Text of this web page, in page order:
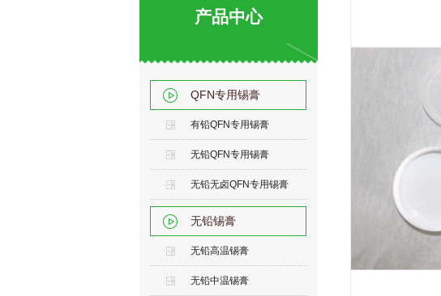
产品中心
QFN专用锡膏
有铅QFN专用锡膏
无铅QFN专用锡膏
无铅无卤QFN专用锡膏
无铅锡膏
无铅高温锡膏
无铅中温锡膏